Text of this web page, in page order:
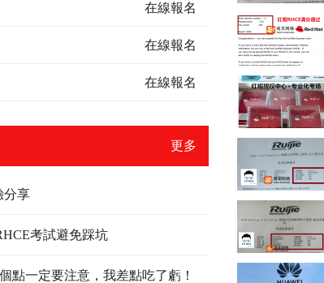
在線報名
在線報名
在線報名
更多
分享
考試避免踩坑
點一定要注意，我差點吃了虧！